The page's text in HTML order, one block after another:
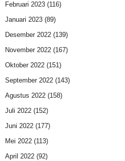
Februari 2023 (116)
Januari 2023 (89)
Desember 2022 (139)
November 2022 (167)
Oktober 2022 (151)
September 2022 (143)
Agustus 2022 (158)
Juli 2022 (152)
Juni 2022 (177)
Mei 2022 (113)
April 2022 (92)